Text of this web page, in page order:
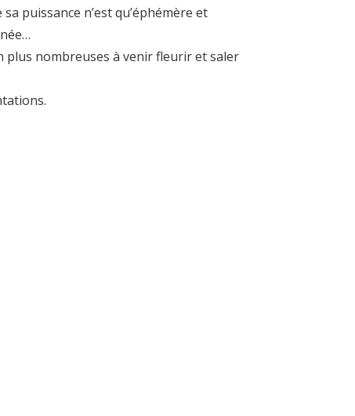
puissance n’est qu’éphémère et
plus nombreuses à venir fleurir et saler